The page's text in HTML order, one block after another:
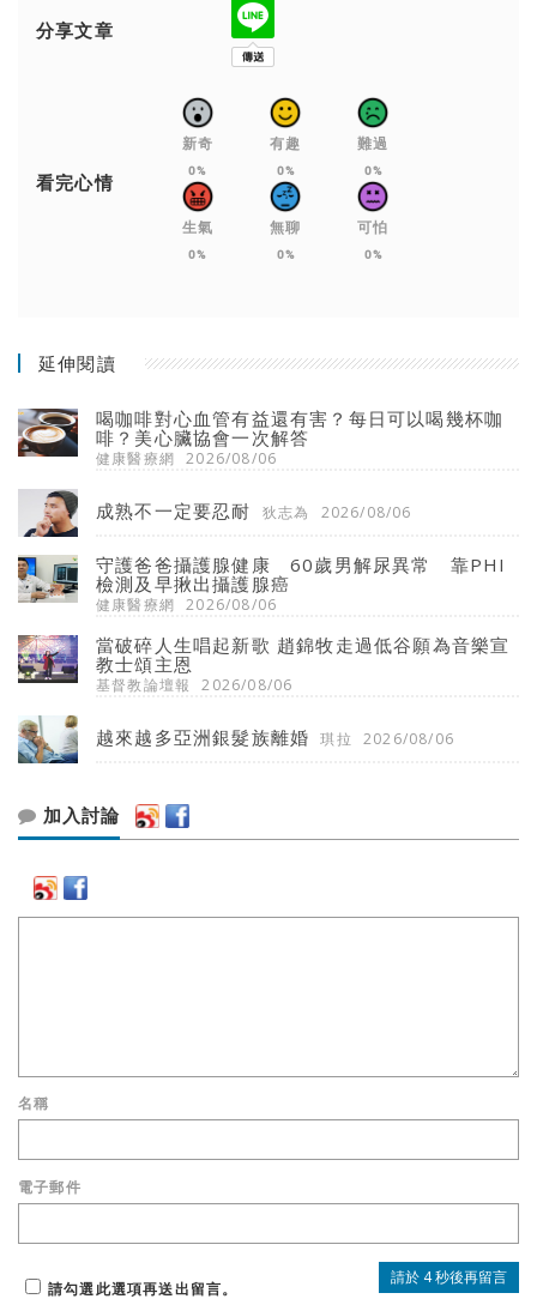
分享文章
看完心情
新奇
0%
有趣
0%
難過
0%
生氣
0%
無聊
0%
可怕
0%
延伸閱讀
喝咖啡對心血管有益還有害？每日可以喝幾杯咖
啡？美心臟協會一次解答
健康醫療網 2026/08/06
成熟不一定要忍耐 狄志為 2026/08/06
守護爸爸攝護腺健康 60歲男解尿異常 靠PHI
檢測及早揪出攝護腺癌
健康醫療網 2026/08/06
當破碎人生唱起新歌 趙錦牧走過低谷願為音樂宣
教士頌主恩
基督教論壇報 2026/08/06
越來越多亞洲銀髮族離婚 琪拉 2026/08/06
加入討論
名稱
電子郵件
請勾選此選項再送出留言。